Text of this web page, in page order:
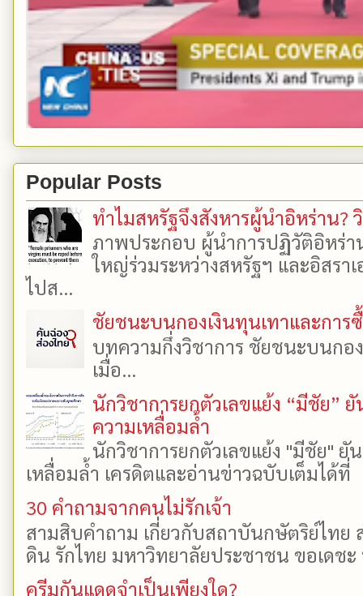
Popular Posts
ทำไมสหรัฐจึงสังหารผู้นำอิหร่าน?
ภาพประกอบ ผู้นำการปฏิวัติอิหร่า
ใหญ่ร่วมระหว่างสหรัฐฯ และอิสรา
ไปส...
ชัยชนะบนกองเงินทุนเทาและการ
บทความกึ่งวิชาการ ชัยชนะบนกอ
เมื่อ...
นักวิชาการยกตัวเลขแย้ง “มีชัย”
ความเหลื่อมล้ำ
นักวิชาการยกตัวเลขแย้ง "มีชัย"
เหลื่อมล้ำ เครดิตและอ่านข่าวฉบับเต็มได้
30 คำถามจากคนไม่รักเจ้า
สามสิบคำถาม เกี่ยวกับสถาบันกษัตริย์ไทย
ดิน รักไทย มหาวิทยาลัยประชาชน ขอเดช
ครีมกันแดดจำเป็นเพียงใด?